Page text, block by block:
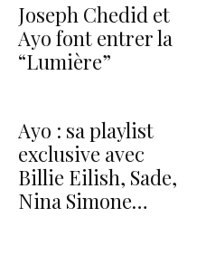
Joseph Chedid et
Ayo font entrer la
“Lumière”
Ayo : sa playlist
exclusive avec
Billie Eilish, Sade,
Nina Simone…